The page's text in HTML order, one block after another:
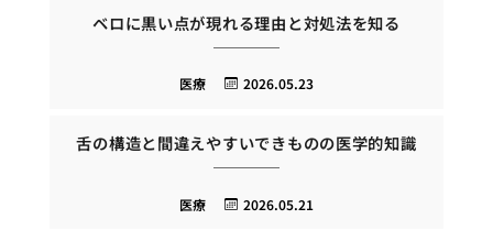
ベロに黒い点が現れる理由と対処法を知る
2026.05.23
医療
舌の構造と間違えやすいできものの医学的知識
2026.05.21
医療